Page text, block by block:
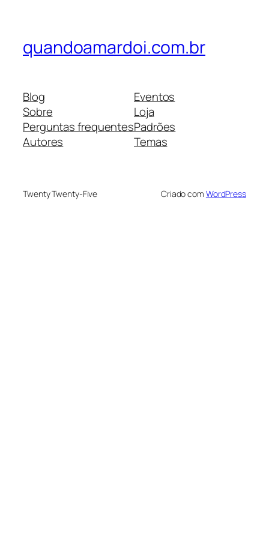
quandoamardoi.com.br
Blog
Sobre
Perguntas frequentes
Autores
Eventos
Loja
Padrões
Temas
Twenty Twenty-Five Criado com WordPress